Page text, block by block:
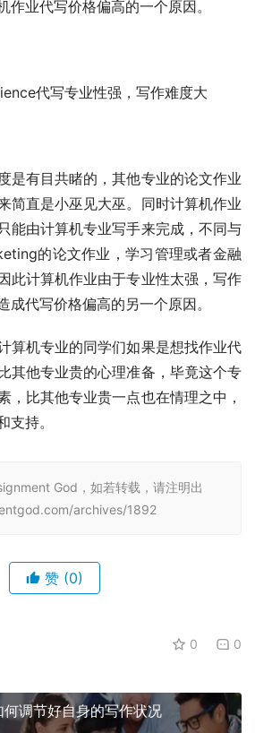
作业代写价格偏高的一个原因。
代写专业性强，写作难度大
是有目共睹的，其他专业的论文作业
简直是小巫见大巫。同时计算机作业
能由计算机专业写手来完成，不同与
的论文作业，学习管理或者金融
此计算机作业由于专业性太强，写作
成代写价格偏高的另一个原因。
算机专业的同学们如果是想找作业代
其他专业贵的心理准备，毕竟这个专
，比其他专业贵一点也在情理之中，
支持。
God，如若转载，请注明出
archives/1892
赞 (0)
0 0
调节好自身的写作状况